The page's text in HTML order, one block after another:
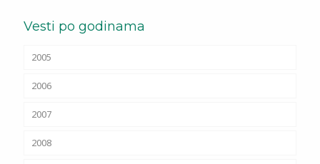
Vesti po godinama
2005
2006
2007
2008